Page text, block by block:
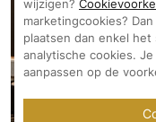
wijzigen?
marketingcookies?
plaatsen dan enkel
analytische cookies.
aanpassen op de